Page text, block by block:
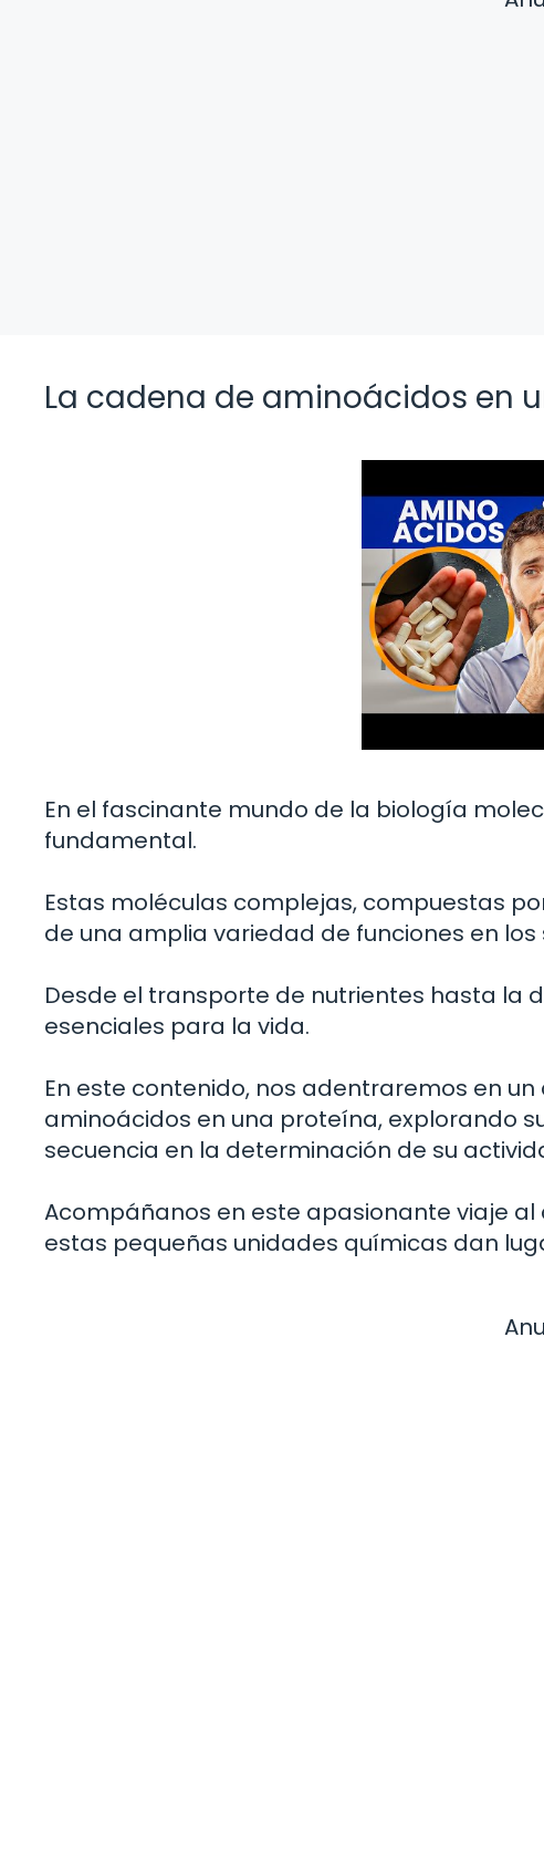
La cadena de aminoácidos en
En el fascinante mundo de la biología
fundamental.
Estas moléculas complejas, compuestas
de una amplia variedad de funciones en los
Desde el transporte de nutrientes hasta la
esenciales para la vida.
En este contenido, nos adentraremos en
aminoácidos en una proteína, explorando
secuencia en la determinación de su
Acompáñanos en este apasionante viaje
estas pequeñas unidades químicas dan